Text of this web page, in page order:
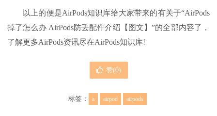
以上的便是AirPods知识库给大家带来的有关于“AirPods
掉了怎么办 AirPods防丢配件介绍【图文】”的全部内容了，
了解更多AirPods资讯尽在AirPods知识库!
赞(0)
标签： a airpod airpods